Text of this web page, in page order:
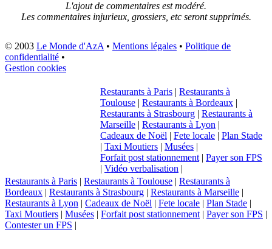
L'ajout de commentaires est modéré.
Les commentaires injurieux, grossiers, etc seront supprimés.
© 2003 Le Monde d'AzA • Mentions légales • Politique de
confidentialité •
Gestion cookies
Restaurants à Paris | Restaurants à
Toulouse | Restaurants à Bordeaux |
Restaurants à Strasbourg | Restaurants à
Marseille | Restaurants à Lyon |
Cadeaux de Noël | Fete locale | Plan Stade
| Taxi Moutiers | Musées |
Forfait post stationnement | Payer son FPS
| Vidéo verbalisation |
Restaurants à Paris | Restaurants à Toulouse | Restaurants à
Bordeaux | Restaurants à Strasbourg | Restaurants à Marseille |
Restaurants à Lyon | Cadeaux de Noël | Fete locale | Plan Stade |
Taxi Moutiers | Musées | Forfait post stationnement | Payer son FPS |
Contester un FPS |